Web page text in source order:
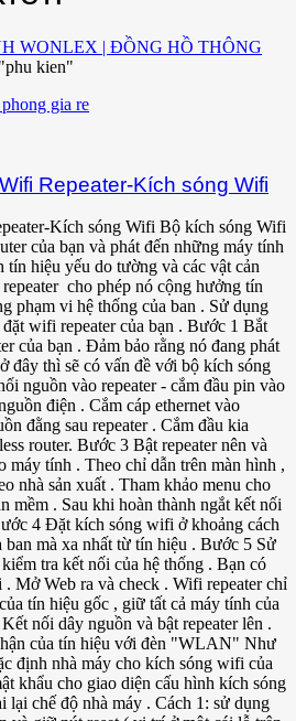
WONLEX | ĐỒNG HỒ THÔNG
kien"
Repeater-Kích sóng Wifi
Kích sóng Wifi Bộ kích sóng Wifi
của bạn và phát đến những máy tính
hiệu yếu do tường và các vật cản
cho phép nó cộng hưởng tín
phạm vi hệ thống của ban . Sử dụng
wifi repeater của bạn . Bước 1 Bắt
của bạn . Đảm bảo rằng nó đang phát
đây thì sẽ có vấn đề với bộ kích sóng
nguồn vào repeater - cắm đầu pin vào
điện . Cắm cáp ethernet vào
đằng sau repeater . Cắm đầu kia
router. Bước 3 Bật repeater nên và
máy tính . Theo chỉ dẫn trên màn hình ,
nhà sản xuất . Tham khảo menu cho
mềm . Sau khi hoàn thành ngắt kết nối
4 Đặt kích sóng wifi ở khoảng cách
ban mà xa nhất từ tín hiệu . Bước 5 Sử
tra kết nối của hệ thống . Bạn có
. Mở Web ra và check . Wifi repeater chỉ
tín hiệu gốc , giữ tất cả máy tính của
nối dây nguồn và bật repeater lên .
của tín hiệu với đèn "WLAN" Như
định nhà máy cho kích sóng wifi của
khẩu cho giao diện cấu hình kích sóng
lại chế độ nhà máy . Cách 1: sử dụng